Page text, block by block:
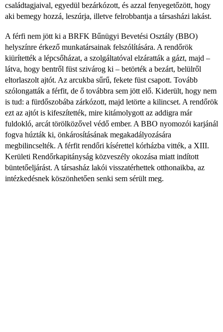
családtagjaival, egyedül bezárkózott, és azzal fenyegetőzött, hogy
aki bemegy hozzá, leszúrja, illetve felrobbantja a társasházi lakást.
A férfi nem jött ki a BRFK Bűnügyi Bevetési Osztály (BBO)
helyszínre érkező munkatársainak felszólítására. A rendőrök
kiürítették a lépcsőházat​, a szolgáltatóval elzáratták a gázt, majd –
látva, hogy bentről füst szivárog ki – betörték a bezárt, belülről
eltorlaszolt ajtót. Az arcukba sűrű, fekete füst csapott. Tovább
szólongatták a férfit, de ő továbbra sem jött elő. Kiderült, hogy nem
is tud: a fürdőszobába zárkózott, majd letörte a kilincset. A rendőrök
ezt az ajtót is kifeszítették, mire kitámolygott az addigra már
fuldokló, arcát törölközővel védő ember. A BBO nyomozói karjánál
fogva húzták ki, önkárosításának megakadályozására
megbilincselték. A férfit rendőri kísérettel kórházba vitték, a XIII.
Kerületi Rendőrkapitányság közveszély okozása miatt indított
büntetőeljárást. A társasház lakói visszatérhettek otthonaikba, az
intézkedésnek köszönhetően senki sem sérült meg.